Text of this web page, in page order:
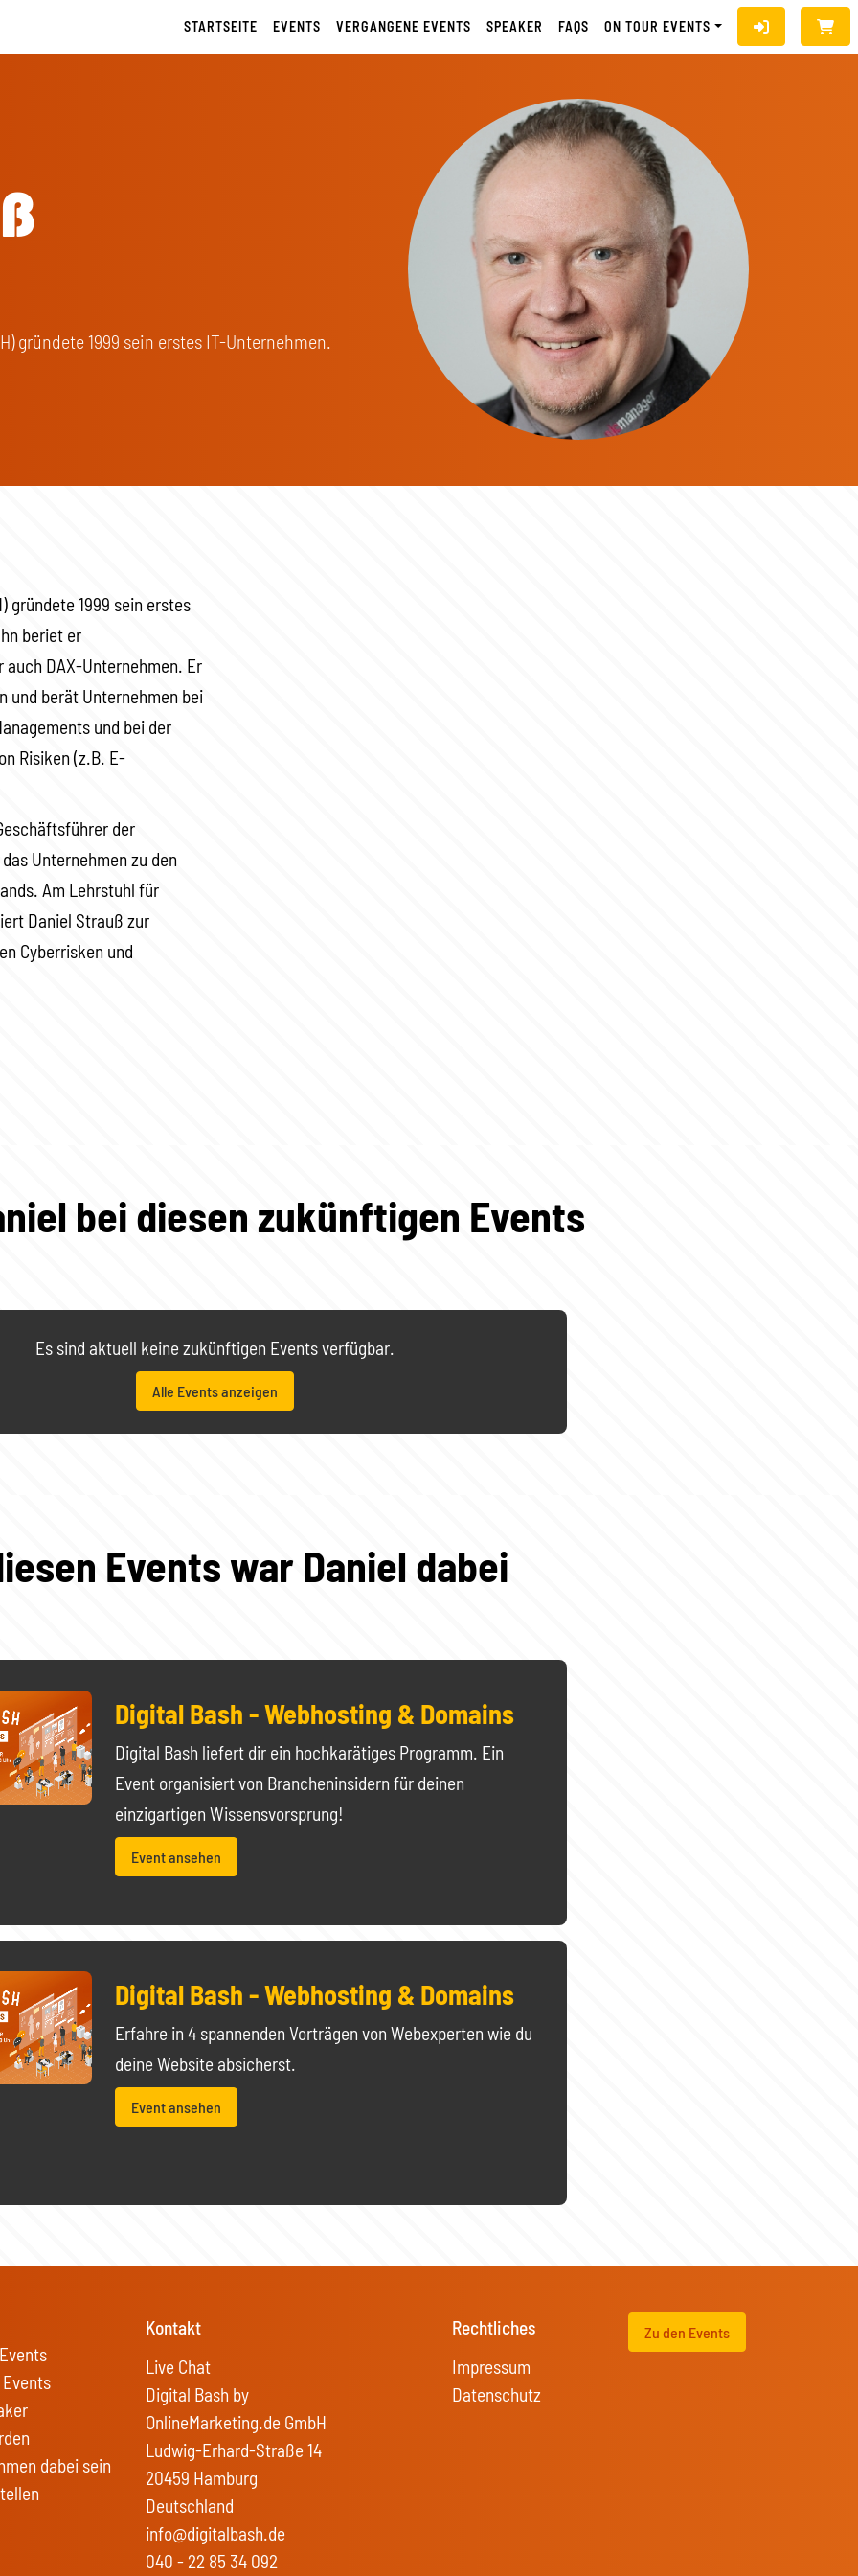
STARTSEITE EVENTS VERGANGENE EVENTS SPEAKER FAQS ON TOUR EVENTS
gründete 1999 sein erstes IT-Unternehmen.
gründete 1999 sein erstes
beriet er
DAX-Unternehmen. Er
und berät Unternehmen bei
und bei der
Risiken (z.B. E-
der
Unternehmen zu den
Am Lehrstuhl für
Daniel Strauß zur
Cyberrisken und
bei diesen zukünftigen Events
Es sind aktuell keine zukünftigen Events verfügbar.
Alle Events anzeigen
Events war Daniel dabei
Digital Bash - Webhosting & Domains
Digital Bash liefert dir ein hochkarätiges Programm. Ein
Event organisiert von Brancheninsidern für deinen
einzigartigen Wissensvorsprung!
Event ansehen
Digital Bash - Webhosting & Domains
Erfahre in 4 spannenden Vorträgen von Webexperten wie du
deine Website absicherst.
Event ansehen
dabei sein
Kontakt
Live Chat
Digital Bash by
OnlineMarketing.de GmbH
Ludwig-Erhard-Straße 14
20459 Hamburg
Deutschland
info@digitalbash.de
040 - 22 85 34 092
Rechtliches
Impressum
Datenschutz
Zu den Events